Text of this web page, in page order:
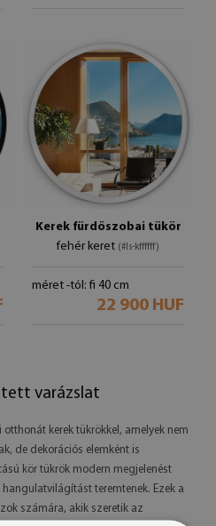
Kerek fürdőszobai tükör
fehér keret (#ls-kffffff)
méret -tól: fi 40 cm
22 900 HUF
varázslat
otthonát kerek tükrökkel, amelyek nem
de dekorációs elemként is
kör tükrök modern megjelenést
teremtenek. Ezek a
számára, akik szeretik az